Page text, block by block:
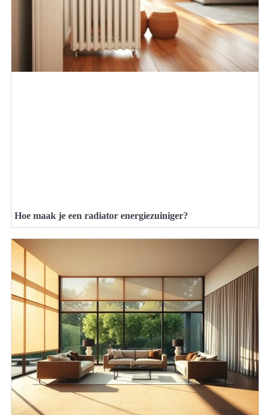
Hoe maak je een radiator energiezuiniger?